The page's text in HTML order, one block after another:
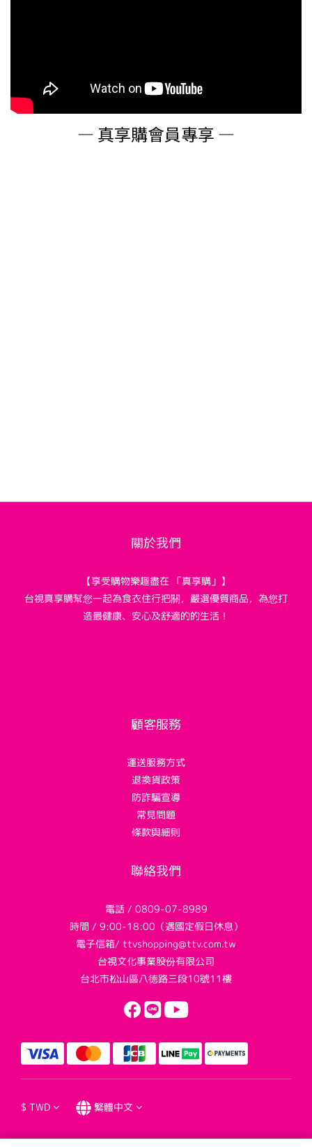
— 真享購會員專享 —
關於我們
【享受購物樂趣盡在 「真享購」】
台視真享購幫您一起為食衣住行把關，嚴選優質商品，為您打
造最健康、安心及舒適的的生活！
顧客服務
運送服務方式
退換貨政策
防詐騙宣導
常見問題
條款與細則
聯絡我們
電話 / 0809-07-8989
時間 / 9:00-18:00（遇國定假日休息）
電子信箱/ ttvshopping@ttv.com.tw
台視文化事業股份有限公司
台北市松山區八德路三段10號11樓
$ TWD 繁體中文